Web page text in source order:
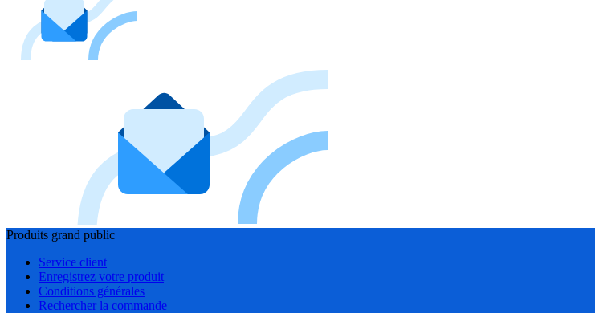
Produits grand public
Service client
Enregistrez votre produit
Conditions générales
Rechercher la commande